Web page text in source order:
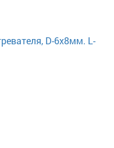
D-6х8мм. L-